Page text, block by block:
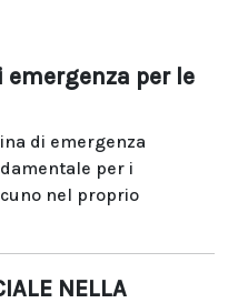
per le
di emergenza
per i
nel proprio
NELLA